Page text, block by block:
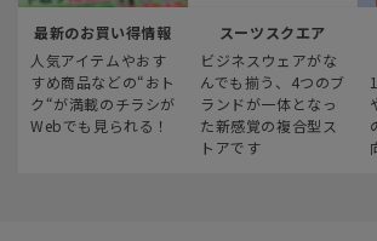
最新のお買い得情報
人気アイテムやおす
すめ商品などの“おト
ク“が満載のチラシが
Webでも見られる！
スーツスクエア
ビジネスウェアがな
んでも揃う、4つのブ
ランドが一体となっ
た新感覚の複合型ス
トアです